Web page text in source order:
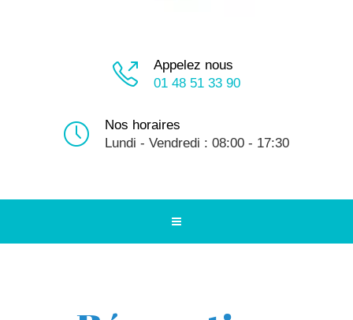
Appelez nous
01 48 51 33 90
Nos horaires
Lundi - Vendredi : 08:00 - 17:30